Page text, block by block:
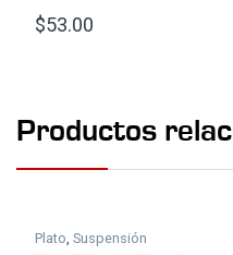
$53.00
Productos
Plato ,Suspensión